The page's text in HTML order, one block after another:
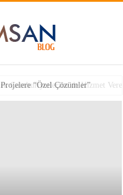
Cumhuriyetlerine de Hizmet
“Özel Çözümler”